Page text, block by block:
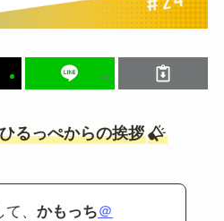
るっぺからの挨拶
、 かもっち＠